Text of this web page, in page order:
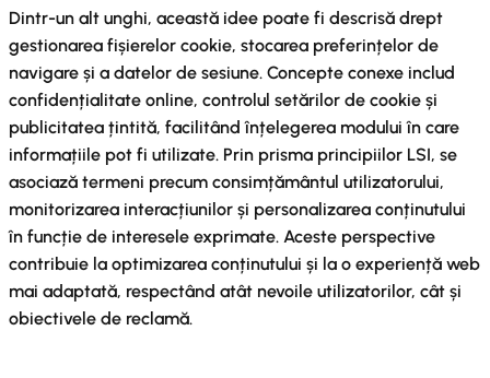
Dintr-un alt unghi, această idee poate fi descrisă drept
gestionarea fișierelor cookie, stocarea preferințelor de
navigare și a datelor de sesiune. Concepte conexe includ
confidențialitate online, controlul setărilor de cookie și
publicitatea țintită, facilitând înțelegerea modului în care
informațiile pot fi utilizate. Prin prisma principiilor LSI, se
asociază termeni precum consimțământul utilizatorului,
monitorizarea interacțiunilor și personalizarea conținutului
în funcție de interesele exprimate. Aceste perspective
contribuie la optimizarea conținutului și la o experiență web
mai adaptată, respectând atât nevoile utilizatorilor, cât și
obiectivele de reclamă.